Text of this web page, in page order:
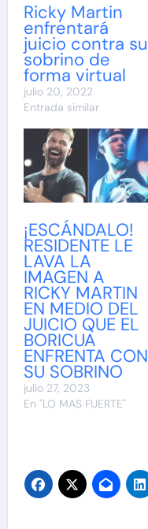
Ricky Martin
enfrentará
juicio contra su
sobrino de
forma virtual
julio 20, 2022
Entrada similar
¡ESCÁNDALO!
RESIDENTE LE
LAVA LA
IMAGEN A
RICKY MARTIN
EN MEDIO DEL
JUICIO QUE EL
BORICUA
ENFRENTA CON
SU SOBRINO
julio 27, 2023
En "LO MAS FUERTE"